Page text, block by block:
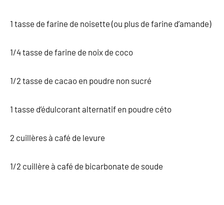
1 tasse de farine de noisette (ou plus de farine d’amande)
1/4 tasse de farine de noix de coco
1/2 tasse de cacao en poudre non sucré
1 tasse d’édulcorant alternatif en poudre céto
2 cuillères à café de levure
1/2 cuillère à café de bicarbonate de soude